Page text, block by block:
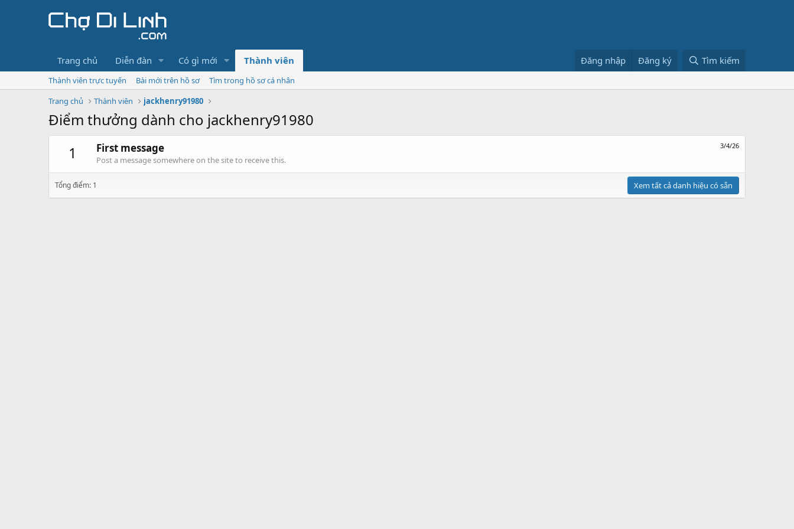
Trang chủ Diễn đàn Có gì mới Thành viên Đăng nhập Đăng ký Tìm kiếm
Thành viên trực tuyến Bài mới trên hồ sơ
Tìm trong hồ sơ cá nhân
Trang chủ
Thành viên jackhenry91980
Điểm thưởng dành cho jackhenry91980
1
3/4/26
First message
Post a message somewhere on the site to receive this.
Tổng điểm: 1 Xem tất cả danh hiệu có sẵn